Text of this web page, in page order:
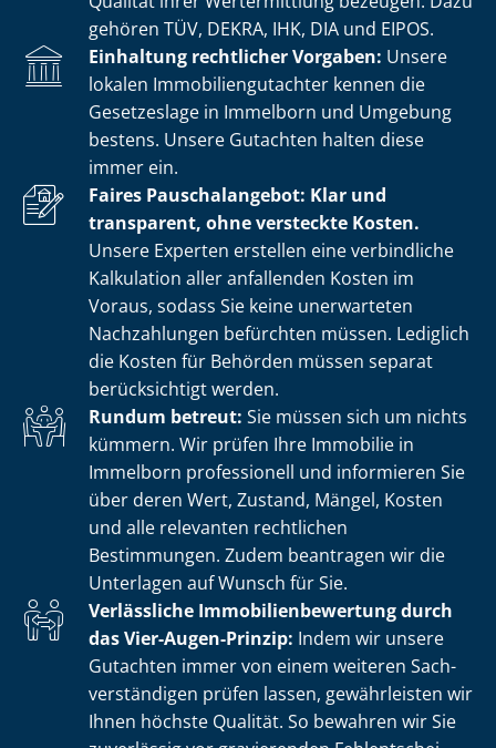
gehören TÜV, DEKRA, IHK, DIA und EIPOS.
Einhaltung rechtlicher Vorgaben: Unsere
lokalen Im­mo­bi­li­en­gut­ach­ter kennen die
Gesetzeslage in Immelborn und Umgebung
bestens. Unsere Gutachten halten diese
immer ein.
Faires Pauschalangebot: Klar und
transparent, ohne versteckte Kosten.
Unsere Experten erstellen eine verbindliche
Kalkulation aller anfallenden Kosten im
Voraus, sodass Sie keine unerwarteten
Nachzahlungen befürchten müssen. Lediglich
die Kosten für Behörden müssen separat
berücksichtigt werden.
Rundum betreut: Sie müssen sich um nichts
kümmern. Wir prüfen Ihre Immobilie in
Immelborn professionell und informieren Sie
über deren Wert, Zustand, Mängel, Kosten
und alle relevanten rechtlichen
Bestimmungen. Zudem beantragen wir die
Unterlagen auf Wunsch für Sie.
Verlässliche Im­mo­bi­li­en­be­wer­tung durch
das Vier-Augen-Prinzip: Indem wir unsere
Gutachten immer von einem weiteren Sach­
ver­stän­di­gen prüfen lassen, gewährleisten wir
Ihnen höchste Qualität. So bewahren wir Sie